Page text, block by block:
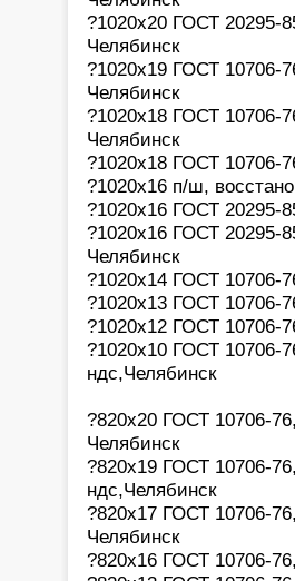
?1020х20 ГОСТ 20295-
Челябинск
?1020х19 ГОСТ 10706-
Челябинск
?1020х18 ГОСТ 10706-
Челябинск
?1020х18 ГОСТ 10706-
?1020х16 п/ш,
?1020х16 ГОСТ 20295-
?1020х16 ГОСТ 20295-
Челябинск
?1020х14 ГОСТ 10706-
?1020х13 ГОСТ 10706-
?1020х12 ГОСТ 10706-
?1020х10 ГОСТ 10706-
ндс,Челябинск
?820х20 ГОСТ 10706-
Челябинск
?820х19 ГОСТ 10706-
ндс,Челябинск
?820х17 ГОСТ 10706-
Челябинск
?820х16 ГОСТ 10706-